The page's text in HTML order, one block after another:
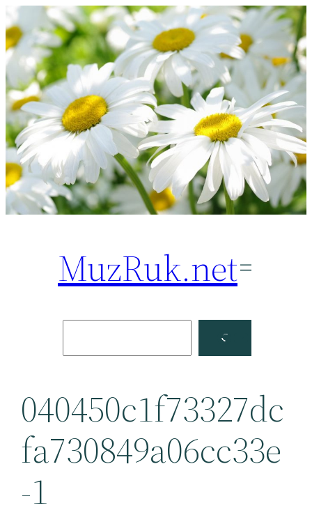
Перейти
к
содержимому
MuzRuk.net
Facebook
040450c1f73327dc
fa730849a06cc33e
-1